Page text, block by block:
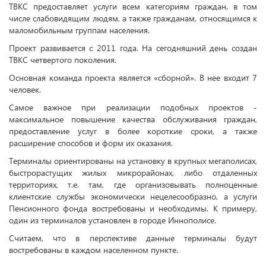
ТВКС предоставляет услуги всем категориям граждан, в том
числе слабовидящим людям, а также гражданам, относящимся к
маломобильным группам населения.
Проект развивается с 2011 года. На сегодняшний день создан
ТВКС четвертого поколения.
Основная команда проекта является «сборной». В нее входит 7
человек.
Самое важное при реализации подобных проектов -
максимальное повышение качества обслуживания граждан,
предоставление услуг в более короткие сроки, а также
расширение способов и форм их оказания.
Терминалы ориентированы на установку в крупных мегаполисах,
быстрорастущих жилых микрорайонах, либо отдаленных
территориях, т.е. там, где организовывать полноценные
клиентские службы экономически нецелесообразно, а услуги
Пенсионного фонда востребованы и необходимы. К примеру,
один из терминалов установлен в городе Иннополисе.
Считаем, что в перспективе данные терминалы будут
востребованы в каждом населенном пункте.